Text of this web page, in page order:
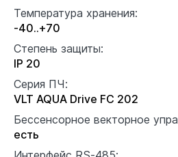
Температура хранения:
-40..+70
Степень защиты:
IP 20
Серия ПЧ:
VLT AQUA Drive FC 202
Бессенсорное векторное
есть